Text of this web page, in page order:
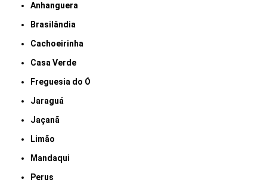
Anhanguera
Brasilândia
Cachoeirinha
Casa Verde
Freguesia do Ó
Jaraguá
Jaçanã
Limão
Mandaqui
Perus